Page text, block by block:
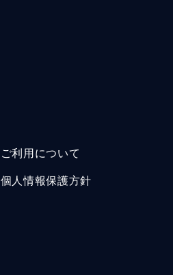
ご利用について
個人情報保護方針